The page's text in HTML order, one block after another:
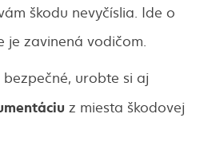
škodu nevyčíslia. Ide o
je zavinená vodičom.
urobte si aj
z miesta škodovej